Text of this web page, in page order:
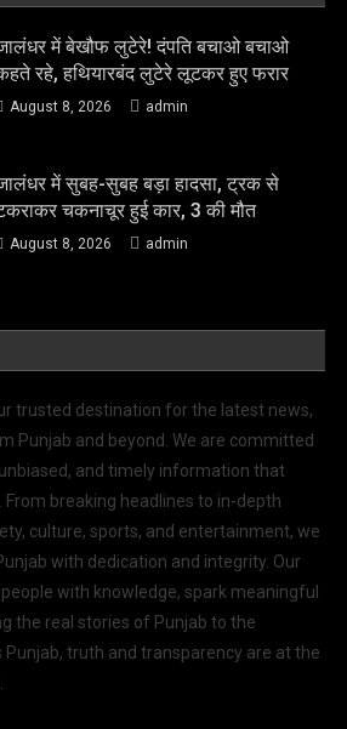
में बेखौफ लुटेरे! दंपति बचाओ बचाओ
रहे, हथियारबंद लुटेरे लूटकर हुए फरार
August 8, 2026 admin
में सुबह-सुबह बड़ा हादसा, ट्रक से
चकनाचूर हुई कार, 3 की मौत
August 8, 2026 admin
trusted destination for the latest news,
Punjab and beyond. We are committed
and timely information that
breaking headlines to in-depth
culture, sports, and entertainment, we
with dedication and integrity. Our
with knowledge, spark meaningful
the real stories of Punjab to the
truth and transparency are at the